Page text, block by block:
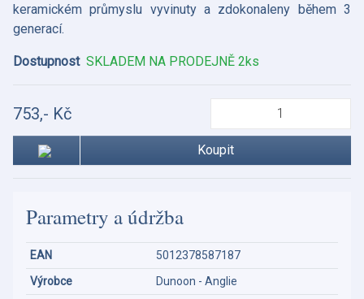
keramickém průmyslu vyvinuty a zdokonaleny během 3
generací.
Dostupnost SKLADEM NA PRODEJNĚ 2ks
753,- Kč
Koupit
Parametry a údržba
EAN
5012378587187
Výrobce
Dunoon - Anglie